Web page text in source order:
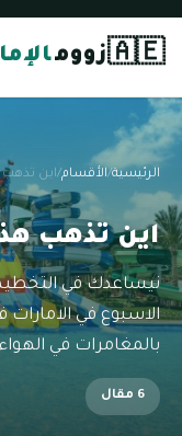
🇦🇪زووم
الرئيسية/الأقسام/اين تذهب
اين تذهب
نيساعدك في
الاسبوع في
بالمغامرات في
6 مقال